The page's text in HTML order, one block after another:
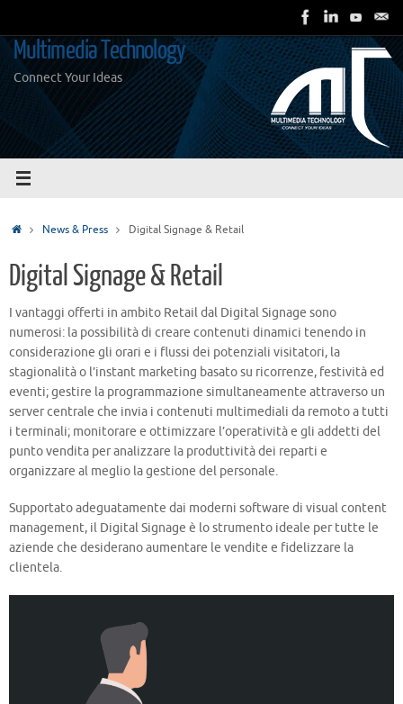
contenuto
Multimedia Technology
Connect Your Ideas
HomeNews & Press Digital Signage & Retail
Digital Signage & Retail
I vantaggi offerti in ambito Retail dal Digital Signage sono
numerosi: la possibilità di creare contenuti dinamici tenendo in
considerazione gli orari e i flussi dei potenziali visitatori, la
stagionalità o l’instant marketing basato su ricorrenze, festività ed
eventi; gestire la programmazione simultaneamente attraverso un
server centrale che invia i contenuti multimediali da remoto a tutti
i terminali; monitorare e ottimizzare l’operatività e gli addetti del
punto vendita per analizzare la produttività dei reparti e
organizzare al meglio la gestione del personale.
Supportato adeguatamente dai moderni software di visual content
management, il Digital Signage è lo strumento ideale per tutte le
aziende che desiderano aumentare le vendite e fidelizzare la
clientela.